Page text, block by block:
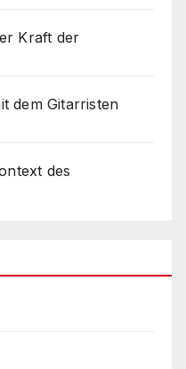
Kraft der
dem Gitarristen
des